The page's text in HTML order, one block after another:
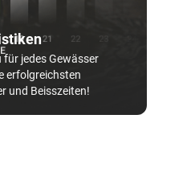
für jedes Gewässer
erfolgreichsten
und Beisszeiten!